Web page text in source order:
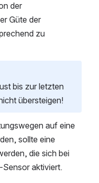
der
Güte der
zu
bis zur letzten
übersteigen!
auf eine
sollte eine
die sich bei
aktiviert.